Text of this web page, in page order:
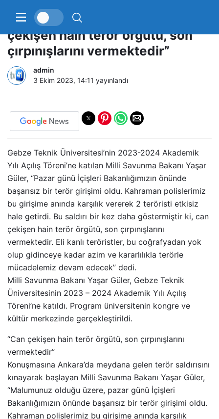
Milli Savunma Bakanı Güler: “Can
çekişen hain terör örgütü, son
çırpınışlarını vermektedir”
admin
3 Ekim 2023, 14:11 yayınlandı
Gebze Teknik Üniversitesi’nin 2023-2024 Akademik
Yılı Açılış Töreni’ne katılan Milli Savunma Bakanı Yaşar
Güler, “Pazar günü İçişleri Bakanlığımızın önünde
başarısız bir terör girişimi oldu. Kahraman polislerimiz
bu girişime anında karşılık vererek 2 teröristi etkisiz
hale getirdi. Bu saldırı bir kez daha göstermiştir ki, can
çekişen hain terör örgütü, son çırpınışlarını
vermektedir. Eli kanlı teröristler, bu coğrafyadan yok
olup gidinceye kadar azim ve kararlılıkla terörle
mücadelemiz devam edecek” dedi.
Milli Savunma Bakanı Yaşar Güler, Gebze Teknik
Üniversitesinin 2023 – 2024 Akademik Yılı Açılış
Töreni’ne katıldı. Program üniversitenin kongre ve
kültür merkezinde gerçekleştirildi.
“Can çekişen hain terör örgütü, son çırpınışlarını
vermektedir”
Konuşmasına Ankara’da meydana gelen terör saldırısını
kınayarak başlayan Milli Savunma Bakanı Yaşar Güler,
“Malumunuz olduğu üzere, pazar günü İçişleri
Bakanlığımızın önünde başarısız bir terör girişimi oldu.
Kahraman polislerimiz bu girişime anında karşılık